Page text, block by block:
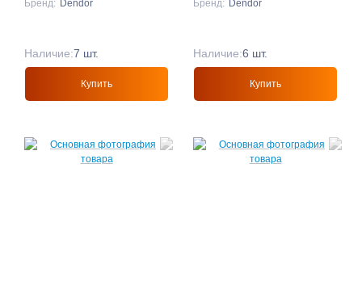
Бренд: Dendor
Наличие:7 шт.
Купить
Бренд: Dendor
Наличие:6 шт.
Купить